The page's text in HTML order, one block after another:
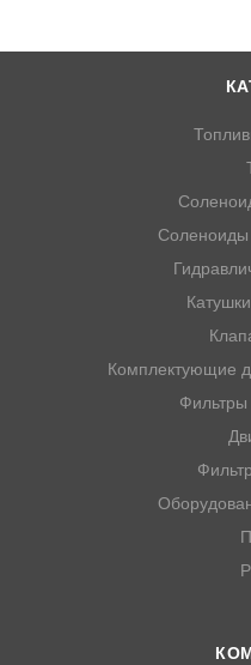
Соленоиды
Комплектующие
Фильтры